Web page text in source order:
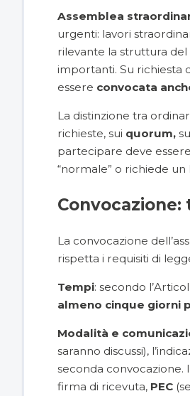
Assemblea
urgenti: lavori
rilevante la struttura
importanti. Su richiesta
essere convocata
La distinzione tra
richieste, sui quorum,
partecipare deve
“normale” o richiede
La convocazione
rispetta i requisiti di
Tempi: secondo
almeno cinque giorni
Modalità e
saranno discussi),
seconda convocazione.
firma di ricevuta, PEC